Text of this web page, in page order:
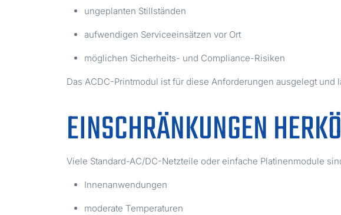
ungeplanten Stillständen
aufwendigen Serviceeinsätzen vor Ort
möglichen Sicherheits- und Compliance-Risiken
Das ACDC-Printmodul ist für diese Anforderungen ausgelegt
EINSCHRÄNKUNGEN
Viele Standard-AC/DC-Netzteile oder einfache Platinenmodule
Innenanwendungen
moderate Temperaturen